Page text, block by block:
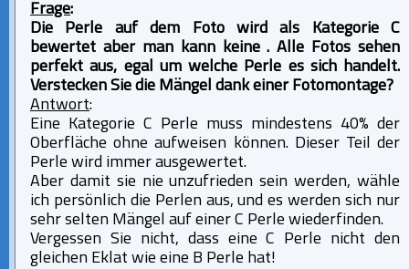
Frage:
Die Perle auf dem Foto wird als Kategorie C
bewertet aber man kann keine . Alle Fotos sehen
perfekt aus, egal um welche Perle es sich handelt.
Verstecken Sie die Mängel dank einer Fotomontage?
Antwort:
Eine Kategorie C Perle muss mindestens 40% der
Oberfläche ohne aufweisen können. Dieser Teil der
Perle wird immer ausgewertet.
Aber damit sie nie unzufrieden sein werden, wähle
ich persönlich die Perlen aus, und es werden sich nur
sehr selten Mängel auf einer C Perle wiederfinden.
Vergessen Sie nicht, dass eine C Perle nicht den
gleichen Eklat wie eine B Perle hat!